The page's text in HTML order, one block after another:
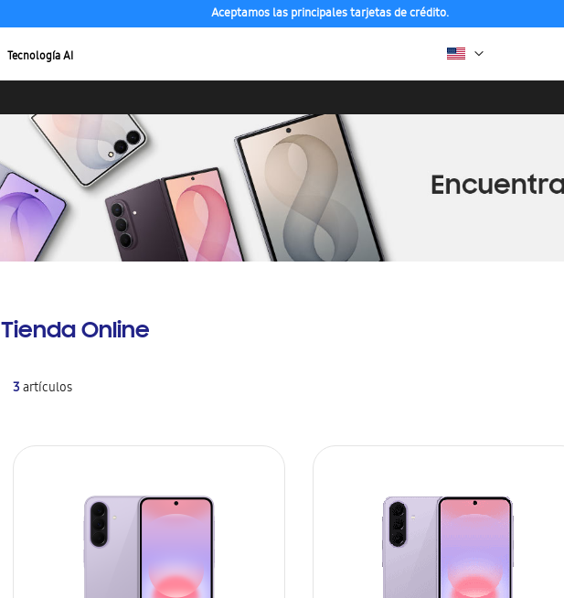
Aceptamos las principales tarjetas de crédito.
Tecnología AI
Tienda Online
3artículos